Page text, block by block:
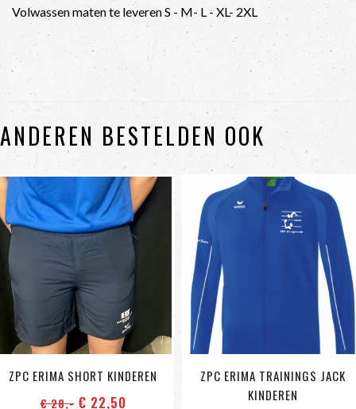
Volwassen maten te leveren S - M- L - XL- 2XL
ANDEREN BESTELDEN OOK
ZPC ERIMA SHORT KINDEREN
€ 28,-€ 22,50
ZPC ERIMA TRAININGS JACK
KINDEREN